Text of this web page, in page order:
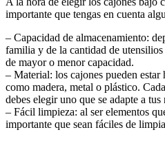
importante que tengas en cuenta
– Capacidad de almacenamiento:
familia y de la cantidad de utensilios
de mayor o menor capacidad.
– Material: los cajones pueden estar
como madera, metal o plástico.
debes elegir uno que se adapte a
– Fácil limpieza: al ser elementos
importante que sean fáciles de